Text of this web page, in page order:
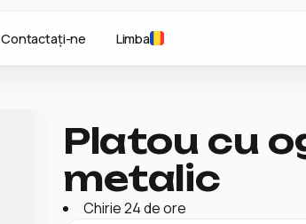
Contactați-ne Limba
Platou cu
metalic
Chirie 24 de ore